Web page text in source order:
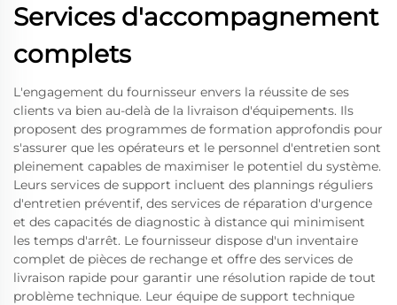
Services d'accompagnement
complets
L'engagement du fournisseur envers la réussite de ses
clients va bien au-delà de la livraison d'équipements. Ils
proposent des programmes de formation approfondis pour
s'assurer que les opérateurs et le personnel d'entretien sont
pleinement capables de maximiser le potentiel du système.
Leurs services de support incluent des plannings réguliers
d'entretien préventif, des services de réparation d'urgence
et des capacités de diagnostic à distance qui minimisent
les temps d'arrêt. Le fournisseur dispose d'un inventaire
complet de pièces de rechange et offre des services de
livraison rapide pour garantir une résolution rapide de tout
problème technique. Leur équipe de support technique